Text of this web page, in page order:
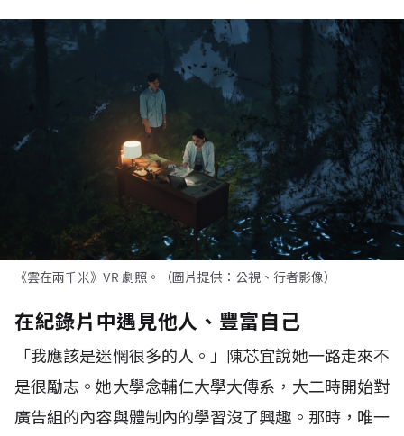
《雲在兩千米》VR 劇照。（圖片提供：公視、行者影像）
在紀錄片中遇見他人、豐富自己
「我應該是迷惘很多的人。」陳芯宜說她一路走來不
是很勵志。她大學念輔仁大學大傳系，大二時開始對
廣告組的內容與體制內的學習沒了興趣。那時，唯一